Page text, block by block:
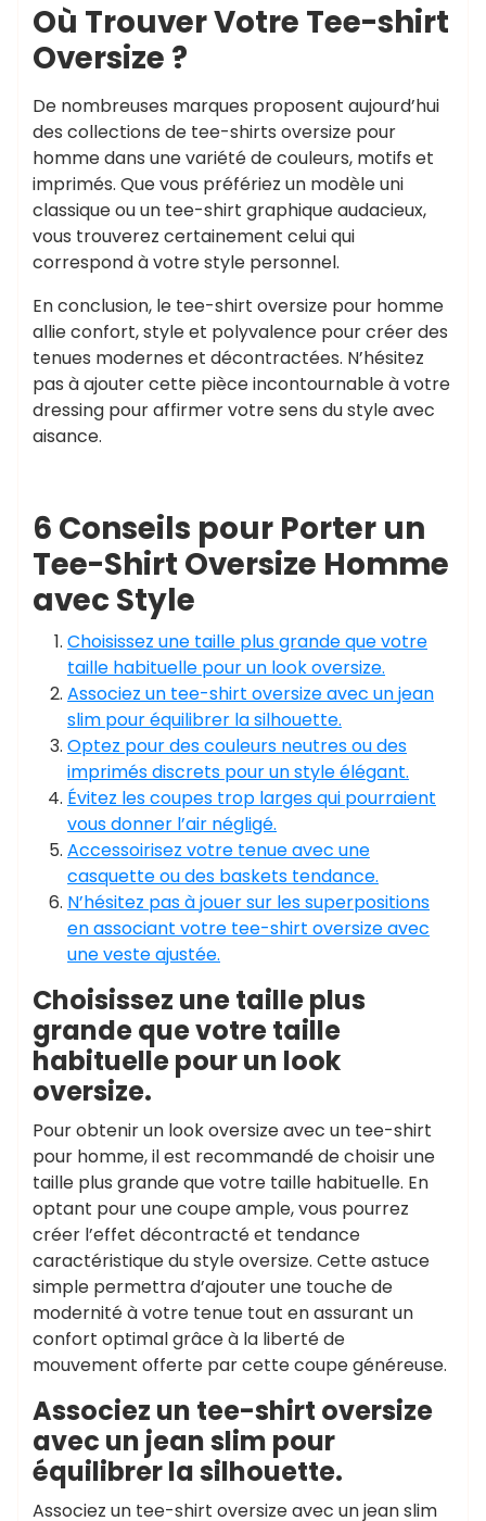
Où Trouver Votre Tee-shirt
Oversize ?
De nombreuses marques proposent aujourd’hui
des collections de tee-shirts oversize pour
homme dans une variété de couleurs, motifs et
imprimés. Que vous préfériez un modèle uni
classique ou un tee-shirt graphique audacieux,
vous trouverez certainement celui qui
correspond à votre style personnel.
En conclusion, le tee-shirt oversize pour homme
allie confort, style et polyvalence pour créer des
tenues modernes et décontractées. N’hésitez
pas à ajouter cette pièce incontournable à votre
dressing pour affirmer votre sens du style avec
aisance.
6 Conseils pour Porter un
Tee-Shirt Oversize Homme
avec Style
Choisissez une taille plus grande que votre
taille habituelle pour un look oversize.
Associez un tee-shirt oversize avec un jean
slim pour équilibrer la silhouette.
Optez pour des couleurs neutres ou des
imprimés discrets pour un style élégant.
Évitez les coupes trop larges qui pourraient
vous donner l’air négligé.
Accessoirisez votre tenue avec une
casquette ou des baskets tendance.
N’hésitez pas à jouer sur les superpositions
en associant votre tee-shirt oversize avec
une veste ajustée.
Choisissez une taille plus
grande que votre taille
habituelle pour un look
oversize.
Pour obtenir un look oversize avec un tee-shirt
pour homme, il est recommandé de choisir une
taille plus grande que votre taille habituelle. En
optant pour une coupe ample, vous pourrez
créer l’effet décontracté et tendance
caractéristique du style oversize. Cette astuce
simple permettra d’ajouter une touche de
modernité à votre tenue tout en assurant un
confort optimal grâce à la liberté de
mouvement offerte par cette coupe généreuse.
Associez un tee-shirt oversize
avec un jean slim pour
équilibrer la silhouette.
Associez un tee-shirt oversize avec un jean slim